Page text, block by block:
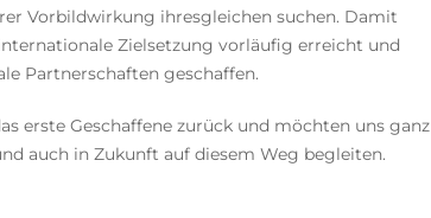
Vorbildwirkung ihresgleichen suchen. Damit
Zielsetzung vorläufig erreicht und
Partnerschaften geschaffen.
erste Geschaffene zurück und möchten uns ganz
auch in Zukunft auf diesem Weg begleiten.